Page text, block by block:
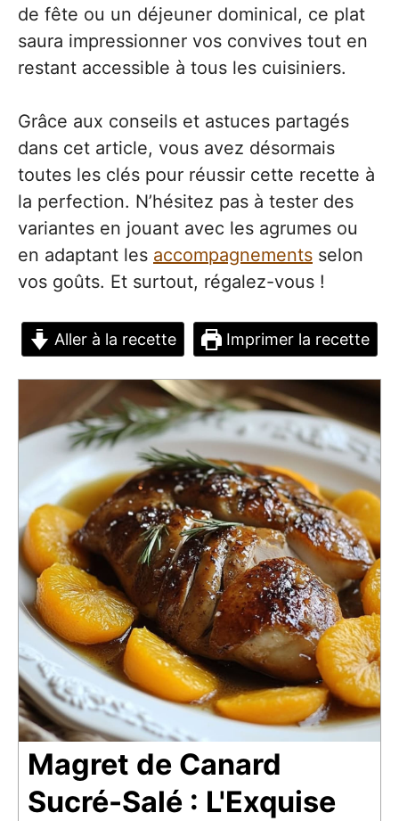
de fête ou un déjeuner dominical, ce plat
saura impressionner vos convives tout en
restant accessible à tous les cuisiniers.
Grâce aux conseils et astuces partagés
dans cet article, vous avez désormais
toutes les clés pour réussir cette recette à
la perfection. N’hésitez pas à tester des
variantes en jouant avec les agrumes ou
en adaptant les accompagnements selon
vos goûts. Et surtout, régalez-vous !
Aller à la recette Imprimer la recette
Magret de Canard
Sucré-Salé : L'Exquise